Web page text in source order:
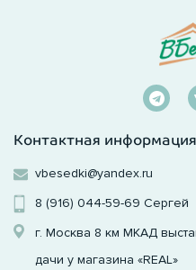
Контактная информация
vbesedki@yandex.ru
8 (916) 044-59-69 Сергей
г. Москва 8 км МКАД
дачи у магазина «REAL»